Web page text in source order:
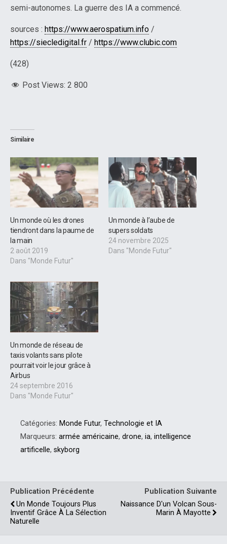
semi-autonomes. La guerre des IA a commencé.
sources : https://www.aerospatium.info /
https://siecledigital.fr / https://www.clubic.com
(428)
Post Views: 2 800
Similaire
Un monde où les drones
tiendront dans la paume de
la main
2 août 2019
Dans "Monde Futur"
Un monde à l’aube de
supers soldats
24 novembre 2025
Dans "Monde Futur"
Un monde de réseau de
taxis volants sans pilote
pourrait voir le jour grâce à
Airbus
24 septembre 2016
Dans "Monde Futur"
Catégories: Monde Futur, Technologie et IA
Marqueurs: armée américaine, drone, ia, intelligence
artificelle, skyborg
Publication Précédente
Un Monde Toujours Plus
Inventif Grâce À La Sélection
Naturelle
Publication Suivante
Naissance D'un Volcan Sous-
Marin À Mayotte